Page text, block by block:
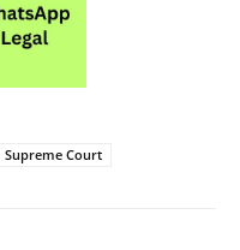
Supreme Court